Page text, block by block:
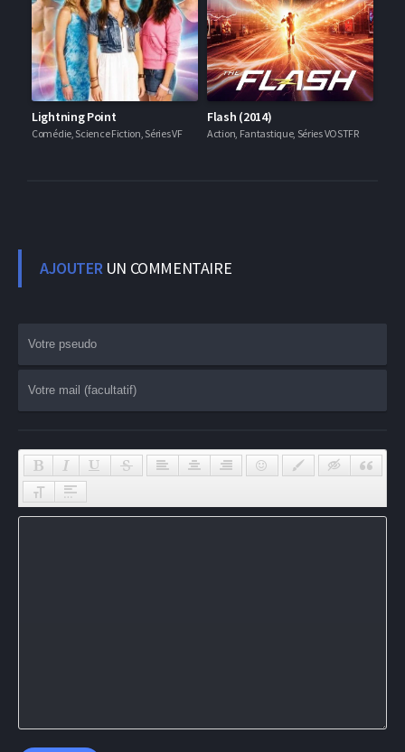
Lightning Point
Comédie, Science Fiction, Séries VF
Flash (2014)
Action, Fantastique, Séries VOSTFR
AJOUTERUN COMMENTAIRE